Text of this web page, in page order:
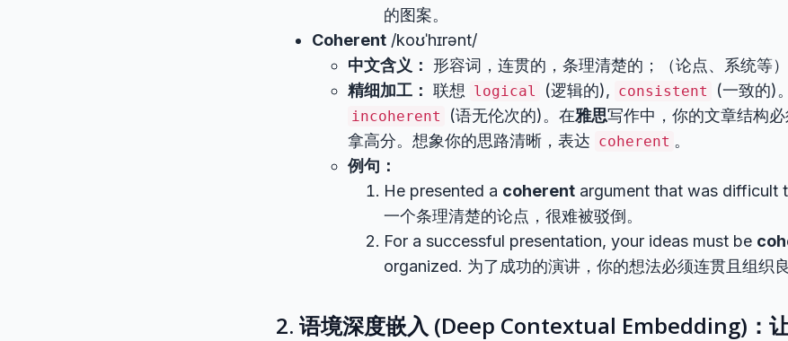
的图案。
Coherent /koʊˈhɪrənt/
中文含义：
形容词，连贯的，条理清楚的；（论点、系统等）
精细加工： 联想 logical (逻辑的), consistent (一致的)
incoherent (语无伦次的)。在雅思写作中，你的文章结构必
拿高分。想象你的思路清晰，表达 coherent 。
例句：
He presented a coherent argument that was difficult
一个条理清楚的论点，很难被驳倒。
For a successful presentation, your ideas must be
organized. 为了成功的演讲，你的想法必须连贯且组织良
2. 语境深度嵌入 (Deep Contextual Embedding)：